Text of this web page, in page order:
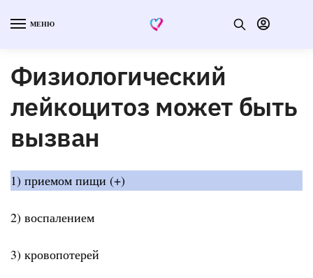
МЕНЮ
Физиологический
лейкоцитоз может быть
вызван
1) приемом пищи (+)
2) воспалением
3) кровопотерей